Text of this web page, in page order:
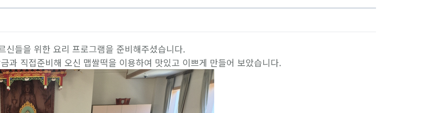
들을 위한 요리 프로그램을 준비해주셨습니다.
직접준비해 오신 맵쌀떡을 이용하여 맛있고 이쁘게 만들어 보았습니다.